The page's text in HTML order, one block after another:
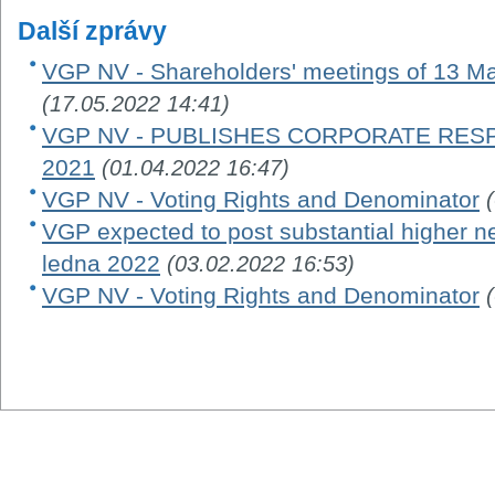
Další zprávy
VGP NV - Shareholders' meetings of 13
(17.05.2022 14:41)
VGP NV - PUBLISHES CORPORATE
2021 (01.04.2022 16:47)
VGP NV - Voting Rights and Denominator
VGP expected to post substantial higher
ledna 2022 (03.02.2022 16:53)
VGP NV - Voting Rights and Denominator